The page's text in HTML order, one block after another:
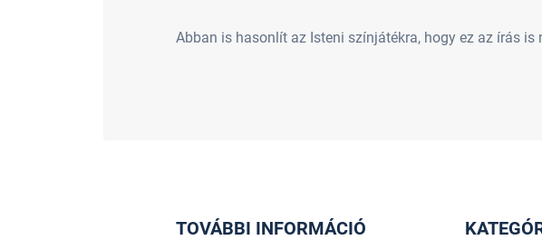
Abban is hasonlít az Isteni színjátékra, hogy ez az írás is
TOVÁBBI INFORMÁCIÓ